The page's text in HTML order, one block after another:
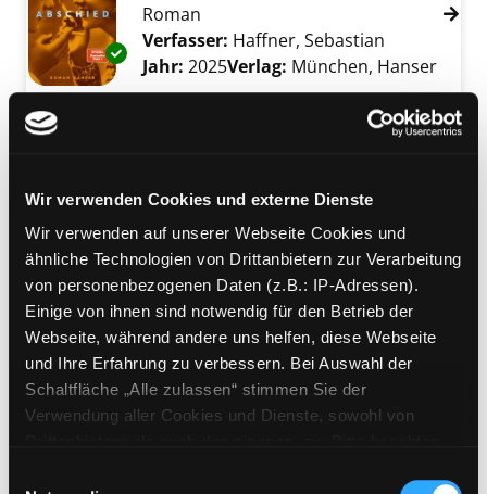
Wir verwenden Cookies und externe Dienste
Wir verwenden auf unserer Webseite Cookies und
ähnliche Technologien von Drittanbietern zur Verarbeitung
von personenbezogenen Daten (z.B.: IP-Adressen).
Einige von ihnen sind notwendig für den Betrieb der
Webseite, während andere uns helfen, diese Webseite
und Ihre Erfahrung zu verbessern. Bei Auswahl der
Schaltfläche „Alle zulassen“ stimmen Sie der
Verwendung aller Cookies und Dienste, sowohl von
Exemplar-Details von Abschied anzeigen
Roman
Verfasser: Haffner, Sebastian
Jahr: 2025Verlag: München, Hanser
Exemplar-Details von Der alte Eiswagen will
Kinderbuch
Küste
Verfasser: Treml, Eva;Frei,
Christoph Suche nach diesem Verfasser
Jahr:2025Verlag: Glarus, Baeschlin
Mediengruppe:Belletristik
Die geheime Sehnsucht der
Bücher